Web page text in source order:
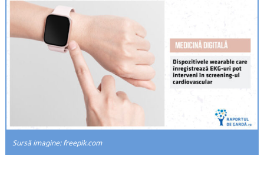
Sursă imagine: freepik.com